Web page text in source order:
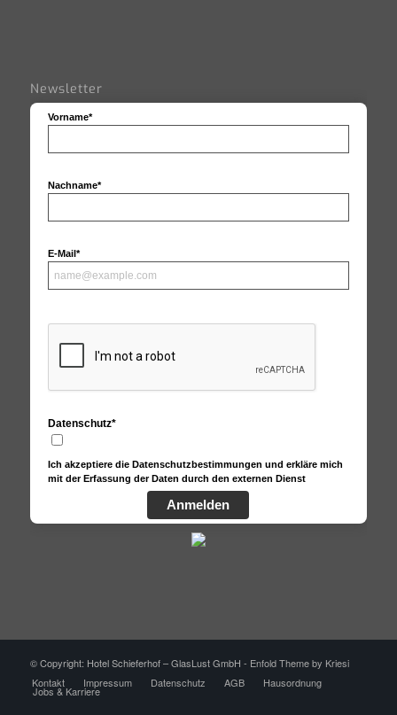
Newsletter
Vorname*
Nachname*
E-Mail*
Datenschutz*
Ich akzeptiere die Datenschutzbestimmungen und erkläre mich
mit der Erfassung der Daten durch den externen Dienst
Anmelden
© Copyright: Hotel Schieferhof – GlasLust GmbH - Enfold Theme by Kriesi
Kontakt
Impressum Datenschutz AGB Hausordnung
Jobs & Karriere